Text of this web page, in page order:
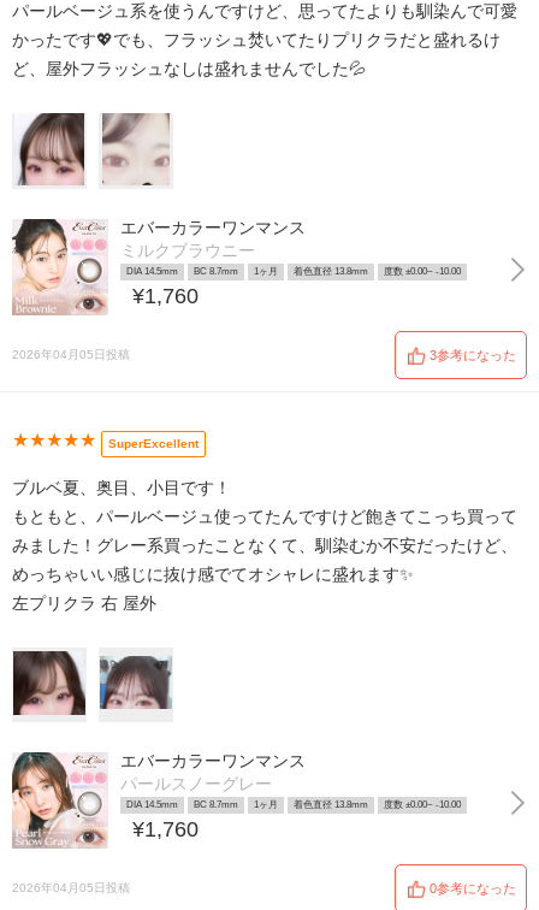
パールベージュ系を使うんですけど、思ってたよりも馴染んで可愛
かったです💖でも、フラッシュ焚いてたりプリクラだと盛れるけ
ど、屋外フラッシュなしは盛れませんでした💦
エバーカラーワンマンス
ミルクブラウニー
DIA 14.5mm BC 8.7mm 1ヶ月 着色直径 13.8mm 度数 ±0.00~ -10.00
¥1,760
2026年04月05日投稿 3参考になった
★★★★★ SuperExcellent
ブルベ夏、奥目、小目です！
もともと、パールベージュ使ってたんですけど飽きてこっち買って
みました！グレー系買ったことなくて、馴染むか不安だったけど、
めっちゃいい感じに抜け感でてオシャレに盛れます✨
左プリクラ 右 屋外
エバーカラーワンマンス
パールスノーグレー
DIA 14.5mm BC 8.7mm 1ヶ月 着色直径 13.8mm 度数 ±0.00~ -10.00
¥1,760
2026年04月05日投稿 0参考になった